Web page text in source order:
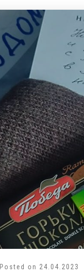
Posted on 24.04.2023